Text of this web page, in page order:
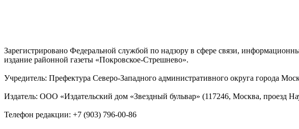
Зарегистрировано Федеральной службой по надзору в сфере связи,
издание районной газеты «Покровское-Стрешнево».
Учредитель: Префектура Северо-Западного административного округа города
Издатель: ООО «Издательский дом «Звездный бульвар» (117246, Москва, проезд
Телефон редакции: +7 (903) 796-00-86